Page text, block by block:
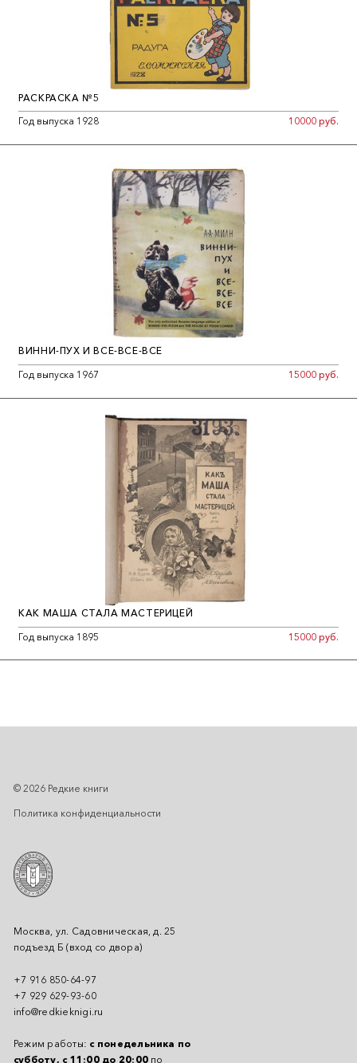
РАСКРАСКА №5
Год выпуска 1928
10000 руб.
ВИННИ-ПУХ И ВСЕ-ВСЕ-ВСЕ
Год выпуска 1967
15000 руб.
КАК МАША СТАЛА МАСТЕРИЦЕЙ
Год выпуска 1895
15000 руб.
Москва, ул. Садовническая, д. 25
подъезд Б (вход со двора)
+7 916 850-64-97
+7 929 629-93-60
info@redkieknigi.ru
Режим работы: с понедельника по
субботу, с 11:00 до 20:00 по
© 2026 Редкие книги
Политика конфиденциальности